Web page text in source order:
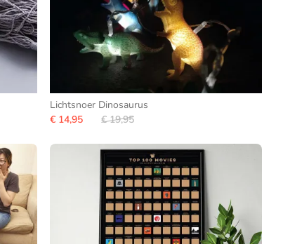
Lichtsnoer Dinosaurus
€ 14,95
€ 19,95